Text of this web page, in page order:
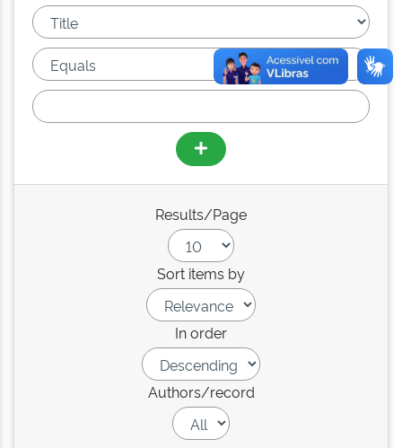
Results/Page
Sort items by
In order
Authors/record